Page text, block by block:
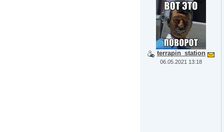
terrapin_station
06.05.2021 13:18